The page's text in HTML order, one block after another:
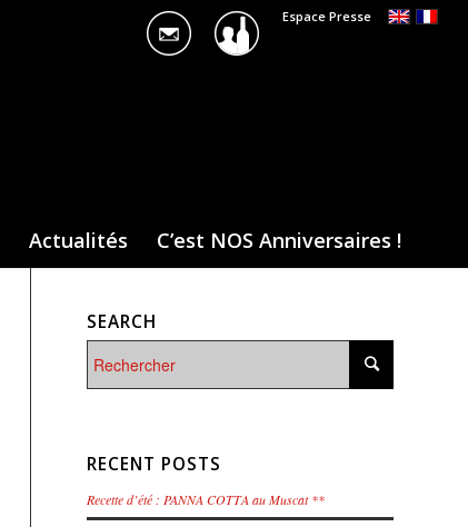
Espace Presse
Actualités C’est NOS Anniversaires !
SEARCH
RECENT POSTS
Recette d’été : PANNA COTTA au Muscat **